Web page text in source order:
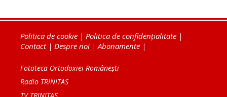
Politica de cookie | Politica de confidențialitate |
Contact| Despre noi | Abonamente |
Fototeca Ortodoxiei Românești
Radio TRINITAS